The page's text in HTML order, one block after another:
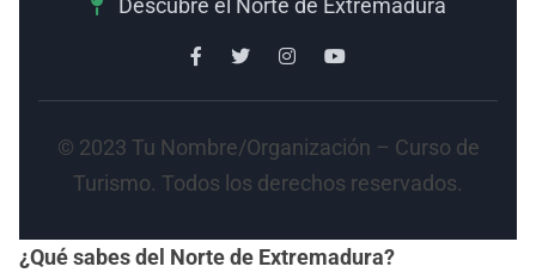
Descubre el Norte de Extremadura
© 2023 Tu Nombre/Organización – Curso de
Turismo. Todos los derechos reservados.
¿Qué sabes del Norte de Extremadura?